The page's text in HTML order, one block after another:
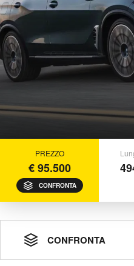
PREZZO
€ 95.500
CONFRONTA
CONFRONTA